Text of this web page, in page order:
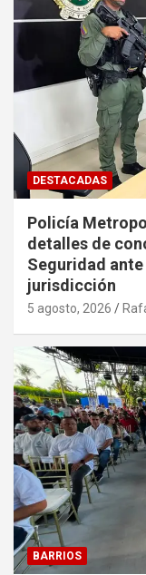
DESTACADAS
Policía
detalles de
Seguridad
jurisdicción
5 agosto, 2026
BARRIOS